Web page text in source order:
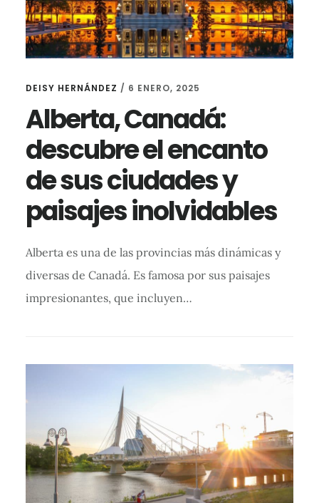
DEISY HERNÁNDEZ / 6 ENERO, 2025
Alberta, Canadá:
descubre el encanto
de sus ciudades y
paisajes inolvidables
Alberta es una de las provincias más dinámicas y
diversas de Canadá. Es famosa por sus paisajes
impresionantes, que incluyen…